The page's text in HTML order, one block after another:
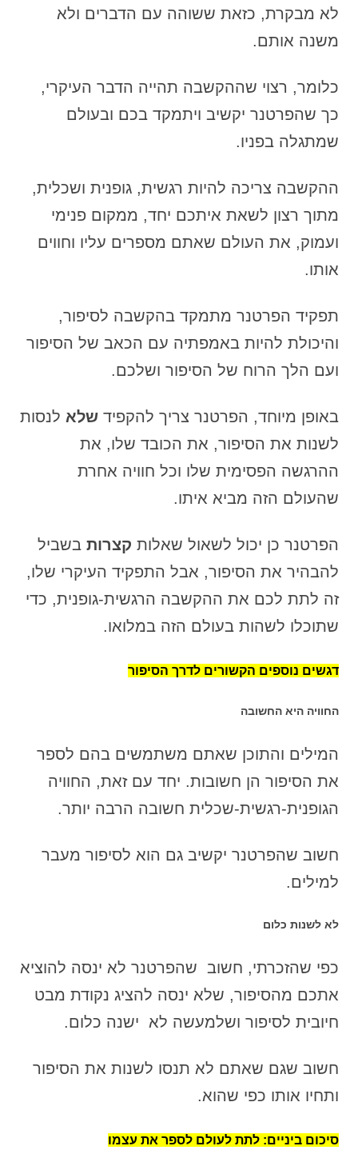
לא מבקרת, כזאת ששוהה עם הדברים ולא
משנה אותם.
כלומר, רצוי שההקשבה תהייה הדבר העיקרי,
כך שהפרטנר יקשיב ויתמקד בכם ובעולם
שמתגלה בפניו.
ההקשבה צריכה להיות רגשית, גופנית ושכלית,
מתוך רצון לשאת איתכם יחד, ממקום פנימי
ועמוק, את העולם שאתם מספרים עליו וחווים
אותו.
תפקיד הפרטנר מתמקד בהקשבה לסיפור,
והיכולת להיות באמפתיה עם הכאב של הסיפור
ועם הלך הרוח של הסיפור ושלכם.
באופן מיוחד, הפרטנר צריך להקפיד שלא לנסות
לשנות את הסיפור, את הכובד שלו, את
ההרגשה הפסימית שלו וכל חוויה אחרת
שהעולם הזה מביא איתו.
הפרטנר כן יכול לשאול שאלות קצרות בשביל
להבהיר את הסיפור, אבל התפקיד העיקרי שלו,
זה לתת לכם את ההקשבה הרגשית-גופנית, כדי
שתוכלו לשהות בעולם הזה במלואו.
דגשים נוספים הקשורים לדרך הסיפור
החוויה היא החשובה
המילים והתוכן שאתם משתמשים בהם לספר
את הסיפור הן חשובות. יחד עם זאת, החוויה
הגופנית-רגשית-שכלית חשובה הרבה יותר.
חשוב שהפרטנר יקשיב גם הוא לסיפור מעבר
למילים.
לא לשנות כלום
כפי שהזכרתי, חשוב שהפרטנר לא ינסה להוציא
אתכם מהסיפור, שלא ינסה להציג נקודת מבט
חיובית לסיפור ושלמעשה לא ישנה כלום.
חשוב שגם שאתם לא תנסו לשנות את הסיפור
ותחיו אותו כפי שהוא.
סיכום ביניים: לתת לעולם לספר את עצמו